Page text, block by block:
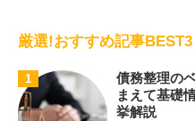
厳選!おすすめ記事BEST3
1
債務整理の
まえて基礎
挙解説